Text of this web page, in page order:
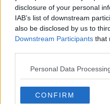
disclosure of your personal
IAB’s list of downstream
also be disclosed by us to
Downstream Participants that
Personal Data
CONFIRM